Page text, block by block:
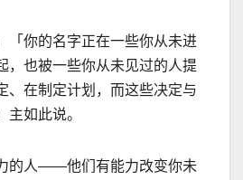
「你的名字正在一些你从未进
，也被一些你从未见过的人提
、在制定计划，而这些决定与
主如此说。
的人——他们有能力改变你未